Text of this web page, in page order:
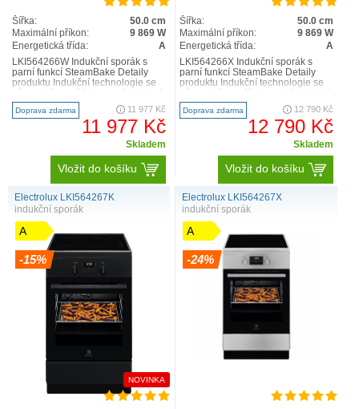
Šířka:
50.0 cm
Maximální příkon:
9 869 W
Energetická třída:
A
LKI564266W Indukční sporák s
parní funkcí SteamBake Detaily
produktu Indukční technologie se
ohříváte, a osta..
Doprava zdarma 11 977 Kč
11 977 Kč
Skladem
Vložit do košíku
Šířka:
50.0 cm
Maximální příkon:
9 869 W
Energetická třída:
A
LKI564266X Indukční sporák s
parní funkcí SteamBake Detaily
produktu Indukční technologie se
ohříváte, a osta..
Doprava zdarma 12 790 Kč
12 790 Kč
Skladem
Vložit do košíku
Electrolux LKI564267K
indukční sporák
A
-15%
NOVINKA
Electrolux LKI564267X
indukční sporák
A
-24%